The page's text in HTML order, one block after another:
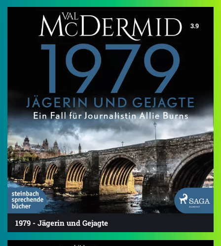
3.9
1979 - Jägerin und Gejagte